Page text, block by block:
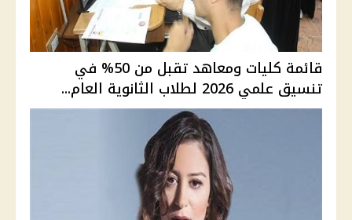
قائمة كليات ومعاهد تقبل من 50% في
تنسيق علمي 2026 لطلاب الثانوية العام...